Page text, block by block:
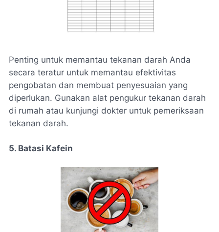
Penting untuk memantau tekanan darah Anda
secara teratur untuk memantau efektivitas
pengobatan dan membuat penyesuaian yang
diperlukan. Gunakan alat pengukur tekanan darah
di rumah atau kunjungi dokter untuk pemeriksaan
tekanan darah.
5. Batasi Kafein